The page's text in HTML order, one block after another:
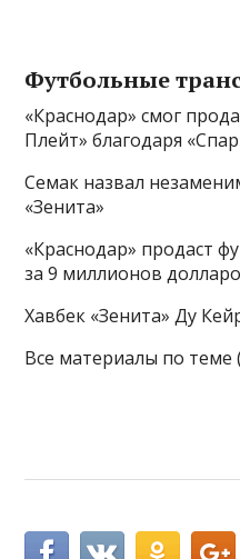
Футбольные
«Краснодар» смог
Плейт» благодаря
Семак назвал
«Зенита»
«Краснодар» продаст
за 9 миллионов
Хавбек «Зенита» Ду
Все материалы по теме